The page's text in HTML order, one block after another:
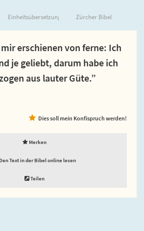
Einheitsübersetzung Zürcher Bibel
mir erschienen von ferne: Ich
je geliebt, darum habe ich
aus lauter Güte.”
Dies soll mein Konfispruch werden!
Merken
Den Text in der Bibel online lesen
Teilen